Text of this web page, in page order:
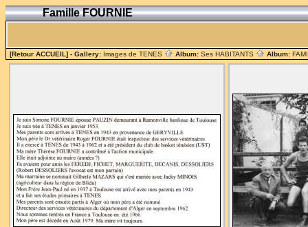
Famille FOURNIE
[Retour ACCUEIL] - Gallery: Images de TENES Album: Ses HABITANTS Album: